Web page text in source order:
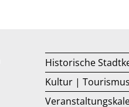
Historische
Kultur | Tourismus